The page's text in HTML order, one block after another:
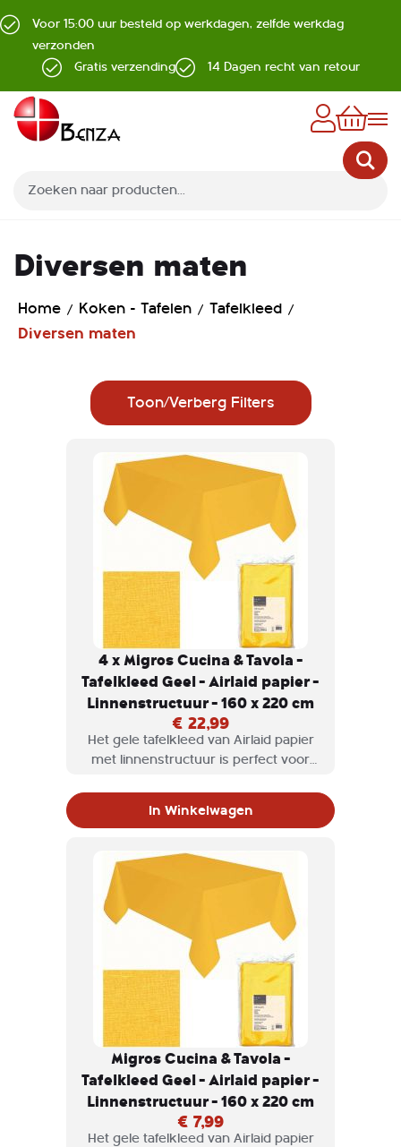
Voor 15:00 uur besteld op werkdagen, zelfde werkdag
verzonden
Gratis verzending
14 Dagen recht van retour
Diversen maten
Home Koken - Tafelen Tafelkleed
Diversen maten
Toon/Verberg Filters
4 x Migros Cucina & Tavola -
Tafelkleed Geel - Airlaid papier -
Linnenstructuur - 160 x 220 cm
€ 22,99
Het gele tafelkleed van Airlaid papier
met linnenstructuur is perfect voor
gemakkelijk op de meeste eettafels
In Winkelwagen
Migros Cucina & Tavola -
Tafelkleed Geel - Airlaid papier -
Linnenstructuur - 160 x 220 cm
€ 7,99
Het gele tafelkleed van Airlaid papier